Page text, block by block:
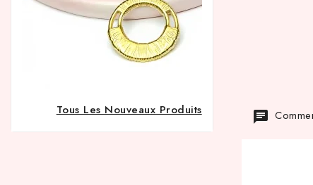
Tous Les Nouveaux Produits